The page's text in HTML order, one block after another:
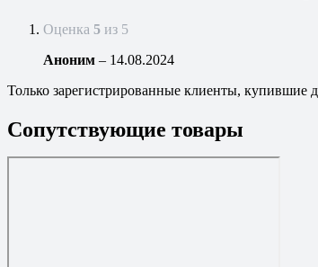
Оценка 5 из 5
Аноним – 14.08.2024
Только зарегистрированные клиенты, купившие
Сопутствующие товары